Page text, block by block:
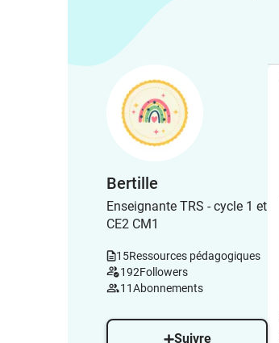
Bertille
Enseignante TRS - cycle 1 et
CE2 CM1
15Ressources pédagogiques
192Followers
11Abonnements
Suivre